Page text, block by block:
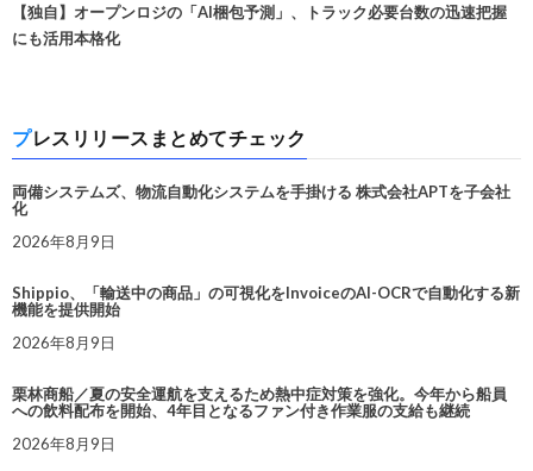
【独自】オープンロジの「AI梱包予測」、トラック必要台数の迅速把握
にも活用本格化
プレスリリースまとめてチェック
両備システムズ、物流自動化システムを手掛ける 株式会社APTを子会社
化
2026年8月9日
Shippio、「輸送中の商品」の可視化をInvoiceのAI-OCRで自動化する新
機能を提供開始
2026年8月9日
栗林商船／夏の安全運航を支えるため熱中症対策を強化。今年から船員
への飲料配布を開始、4年目となるファン付き作業服の支給も継続
2026年8月9日